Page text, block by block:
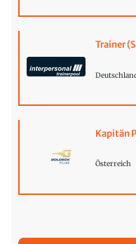
Trainer
Kapitän
Österreich